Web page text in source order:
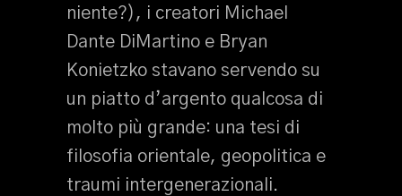
niente?), i creatori Michael
Dante DiMartino e Bryan
Konietzko stavano servendo su
un piatto d’argento qualcosa di
molto più grande: una tesi di
filosofia orientale, geopolitica e
traumi intergenerazionali.